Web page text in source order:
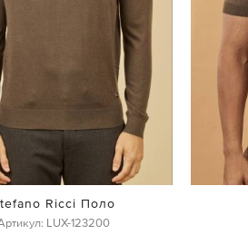
Ricci Поло
LUX-123200